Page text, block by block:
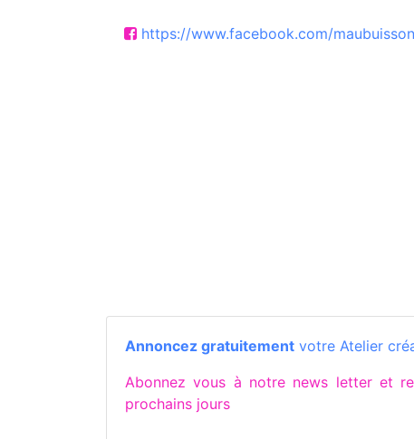
https://www.facebook.com/maubuisson
Annoncez gratuitement votre Atelier
Abonnez vous à notre news letter et
prochains jours